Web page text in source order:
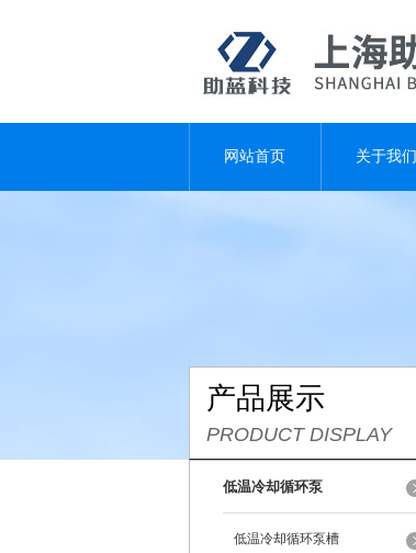
网站首页 关于我们
产品展示
PRODUCT DISPLAY
低温冷却循环泵
低温冷却循环泵槽